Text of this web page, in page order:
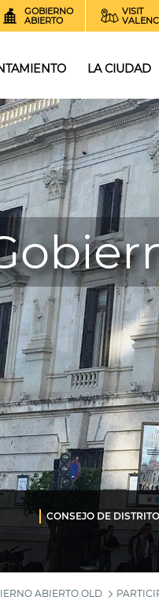
GOBIERNO
ABIERTO
VISIT
LA CIUDAD
CONSEJO DE DISTRITO
ABIERTO OLD